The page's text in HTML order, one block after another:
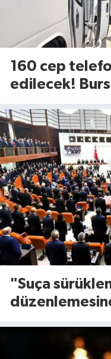
160 cep
edilecek!
"Suça